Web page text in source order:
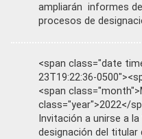
ampliarán informes
procesos de
<span class="date
23T19:22:36-
<span
class="year">2022</
Invitación a unirse a
designación del titular